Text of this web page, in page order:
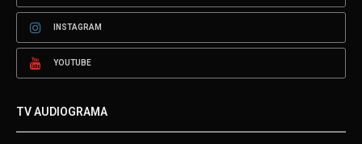
INSTAGRAM
YOUTUBE
TV AUDIOGRAMA